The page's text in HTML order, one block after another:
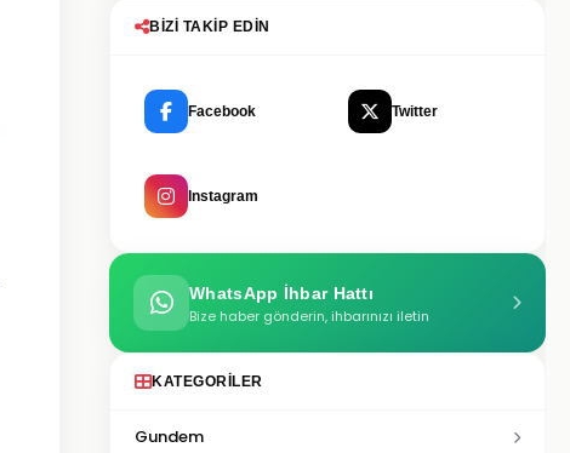
BIZI TAKIP EDIN
Facebook Twitter
Instagram
WhatsApp İhbar Hattı
Bize haber gönderin, ihbarınızı iletin
KATEGORILER
Gundem